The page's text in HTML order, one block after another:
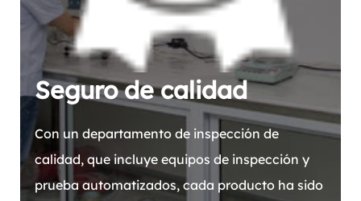
Seguro de calidad
Con un departamento de inspección de
calidad, que incluye equipos de inspección y
prueba automatizados, cada producto ha sido